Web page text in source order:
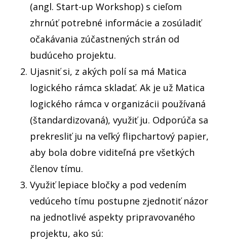
(angl. Start-up Workshop) s cieľom
zhrnúť potrebné informácie a zosúladiť
očakávania zúčastnených strán od
budúceho projektu.
Ujasniť si, z akých polí sa má Matica
logického rámca skladať. Ak je už Matica
logického rámca v organizácii používaná
(štandardizovaná), využiť ju. Odporúča sa
prekresliť ju na veľký flipchartový papier,
aby bola dobre viditeľná pre všetkých
členov tímu.
Využiť lepiace bločky a pod vedením
vedúceho tímu postupne zjednotiť názor
na jednotlivé aspekty pripravovaného
projektu, ako sú: